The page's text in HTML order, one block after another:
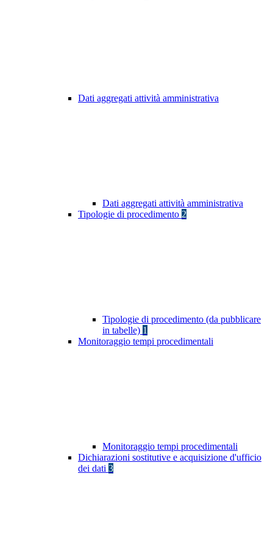
Dati aggregati attività amministrativa
Dati aggregati attività amministrativa
Tipologie di procedimento 2
Tipologie di procedimento (da pubblicare
in tabelle) 1
Monitoraggio tempi procedimentali
Monitoraggio tempi procedimentali
Dichiarazioni sostitutive e acquisizione d'ufficio
dei dati 3